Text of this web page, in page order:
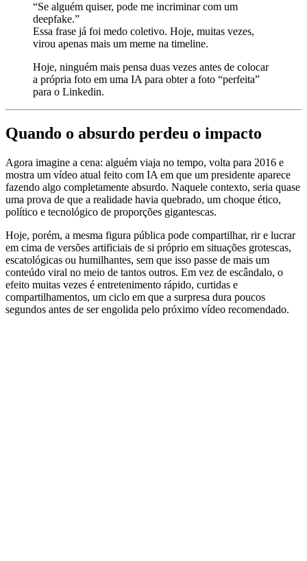
“Se alguém quiser, pode me incriminar com um
deepfake.”
Essa frase já foi medo coletivo. Hoje, muitas vezes,
virou apenas mais um meme na timeline.
Hoje, ninguém mais pensa duas vezes antes de colocar
a própria foto em uma IA para obter a foto “perfeita”
para o Linkedin.
Quando o absurdo perdeu o impacto
Agora imagine a cena: alguém viaja no tempo, volta para 2016 e
mostra um vídeo atual feito com IA em que um presidente aparece
fazendo algo completamente absurdo. Naquele contexto, seria quase
uma prova de que a realidade havia quebrado, um choque ético,
político e tecnológico de proporções gigantescas.
Hoje, porém, a mesma figura pública pode compartilhar, rir e lucrar
em cima de versões artificiais de si próprio em situações grotescas,
escatológicas ou humilhantes, sem que isso passe de mais um
conteúdo viral no meio de tantos outros. Em vez de escândalo, o
efeito muitas vezes é entretenimento rápido, curtidas e
compartilhamentos, um ciclo em que a surpresa dura poucos
segundos antes de ser engolida pelo próximo vídeo recomendado.